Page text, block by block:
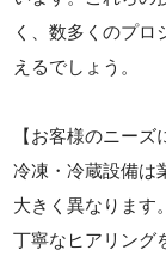
く、数多くのプロ
えるでしょう。
【お客様のニー
冷凍・冷蔵設備は
大きく異なります
丁寧なヒアリング